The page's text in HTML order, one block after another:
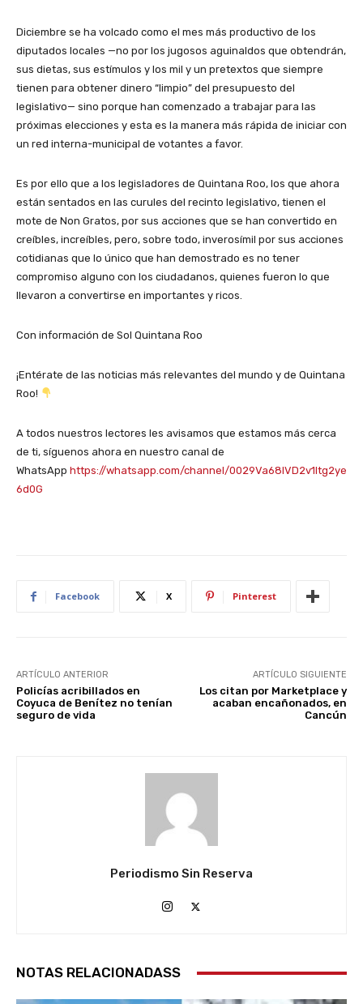
Diciembre se ha volcado como el mes más productivo de los
diputados locales —no por los jugosos aguinaldos que obtendrán,
sus dietas, sus estímulos y los mil y un pretextos que siempre
tienen para obtener dinero “limpio” del presupuesto del
legislativo— sino porque han comenzado a trabajar para las
próximas elecciones y esta es la manera más rápida de iniciar con
un red interna-municipal de votantes a favor.
Es por ello que a los legisladores de Quintana Roo, los que ahora
están sentados en las curules del recinto legislativo, tienen el
mote de Non Gratos, por sus acciones que se han convertido en
creíbles, increíbles, pero, sobre todo, inverosímil por sus acciones
cotidianas que lo único que han demostrado es no tener
compromiso alguno con los ciudadanos, quienes fueron lo que
llevaron a convertirse en importantes y ricos.
Con información de Sol Quintana Roo
¡Entérate de las noticias más relevantes del mundo y de Quintana
Roo!
A todos nuestros lectores les avisamos que estamos más cerca
de ti, síguenos ahora en nuestro canal de
WhatsApp https://whatsapp.com/channel/0029Va68IVD2v1Itg2ye
6d0G
Facebook X Pinterest
ARTÍCULO ANTERIOR
Policías acribillados en
Coyuca de Benítez no tenían
seguro de vida
ARTÍCULO SIGUIENTE
Los citan por Marketplace y
acaban encañonados, en
Cancún
Periodismo Sin Reserva
NOTAS RELACIONADASS